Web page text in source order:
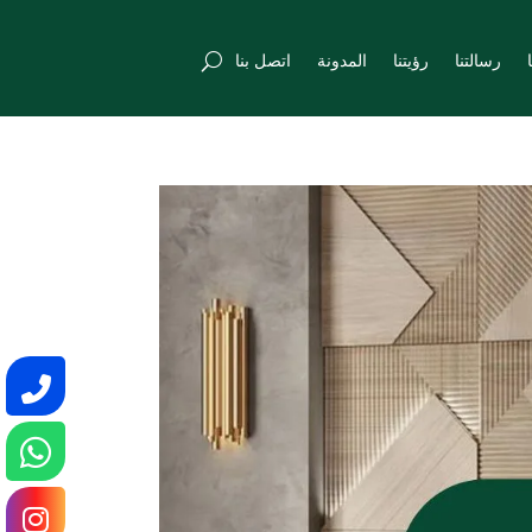
رسالتنا رؤيتنا المدونة اتصل بنا